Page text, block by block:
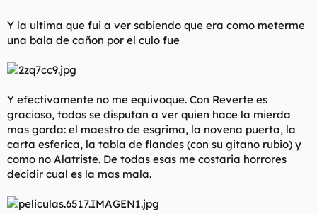
Y la ultima que fui a ver sabiendo que era como meterme
una bala de cañon por el culo fue
Y efectivamente no me equivoque. Con Reverte es
gracioso, todos se disputan a ver quien hace la mierda
mas gorda: el maestro de esgrima, la novena puerta, la
carta esferica, la tabla de flandes (con su gitano rubio) y
como no Alatriste. De todas esas me costaria horrores
decidir cual es la mas mala.